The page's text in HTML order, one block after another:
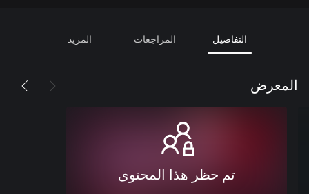
التفاصيل المراجعات المزيد
المعرض
تم حظر هذا المحتوى